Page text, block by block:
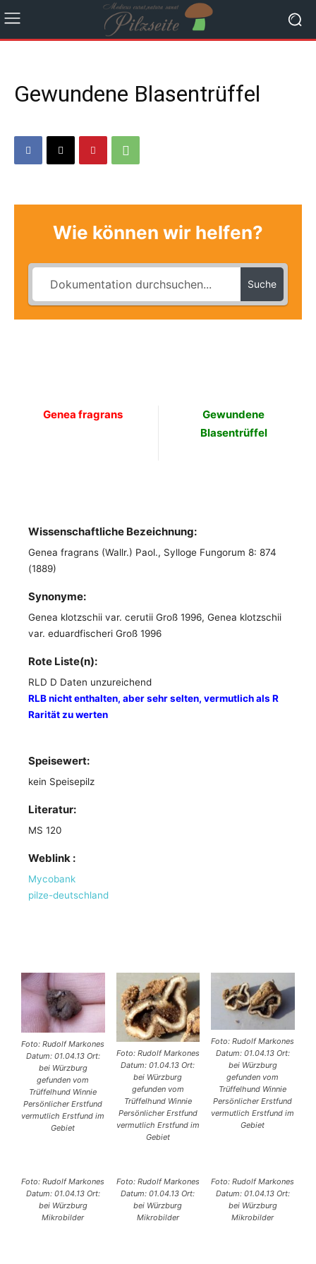
Gewundene Blasentrüffel
Wie können wir helfen?
Suche
Genea fragrans
Gewundene
Blasentrüffel
Wissenschaftliche Bezeichnung:
Genea fragrans (Wallr.) Paol., Sylloge Fungorum 8: 874
(1889)
Synonyme:
Genea klotzschii var. cerutii Groß 1996, Genea klotzschii
var. eduardfischeri Groß 1996
Rote Liste(n):
RLD D Daten unzureichend
RLB nicht enthalten, aber sehr selten, vermutlich als R
Rarität zu werten
Speisewert:
kein Speisepilz
Literatur:
MS 120
Weblink :
Mycobank
pilze-deutschland
Foto: Rudolf Markones
Datum: 01.04.13 Ort:
bei Würzburg
gefunden vom
Trüffelhund Winnie
Persönlicher Erstfund
vermutlich Erstfund im
Gebiet
Foto: Rudolf Markones
Datum: 01.04.13 Ort:
bei Würzburg
gefunden vom
Trüffelhund Winnie
Persönlicher Erstfund
vermutlich Erstfund im
Gebiet
Foto: Rudolf Markones
Datum: 01.04.13 Ort:
bei Würzburg
gefunden vom
Trüffelhund Winnie
Persönlicher Erstfund
vermutlich Erstfund im
Gebiet
Foto: Rudolf Markones
Datum: 01.04.13 Ort:
bei Würzburg
Mikrobilder
Foto: Rudolf Markones
Datum: 01.04.13 Ort:
bei Würzburg
Mikrobilder
Foto: Rudolf Markones
Datum: 01.04.13 Ort:
bei Würzburg
Mikrobilder